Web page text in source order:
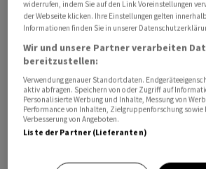
10 Prozent der Pensionskassen eine
von 9,25 Prozent erzielt, während die
Kassen lediglich auf 2 Prozent
vergangenen Jahr betrug die
Prozentpunkte.
widerrufen, indem Sie auf den Link Voreinstellungen
der Webseite klicken. Ihre Einstellungen gelten
Informationen finden Sie in unserer
Wir und unsere Partner verarbeiten
bereitzustellen:
Verwendung genauer Standortdaten.
aktiv abfragen. Speichern von oder Zugriff auf
Personalisierte Werbung und Inhalte, Messung von
Performance von Inhalten, Zielgruppenforschung
Verbesserung von Angeboten.
Liste der Partner (Lieferanten)